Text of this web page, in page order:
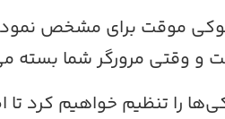
کوکی موقت برای مشخص
وقتی مرورگر شما بسته
را تنظیم خواهیم کرد